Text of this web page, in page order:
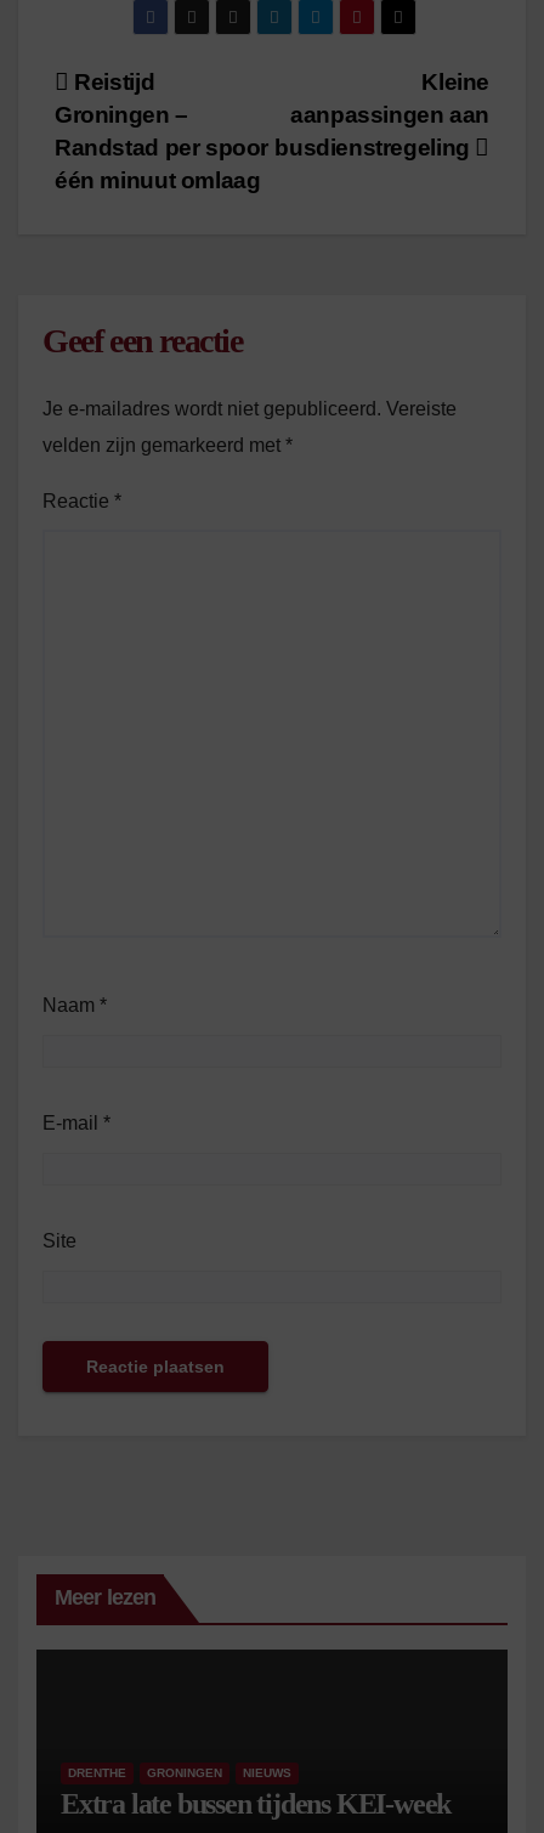
minuut leestijd
Bericht
navigatie
Kleine
aanpassingen aan
busdienstregeling
Reistijd
Groningen –
Randstad per spoor
één minuut omlaag
Geef een reactie
Je e-mailadres wordt niet gepubliceerd. Vereiste
velden zijn gemarkeerd met *
Reactie *
Naam *
E-mail *
Site
Meer lezen
DRENTHE GRONINGEN NIEUWS
Extra late bussen tijdens KEI-week